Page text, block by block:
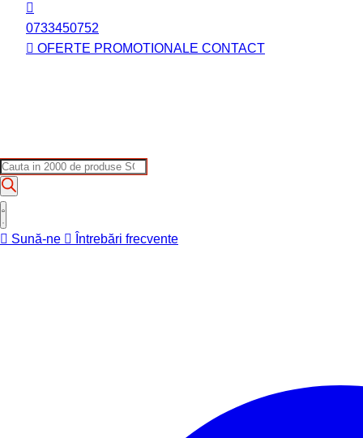
0733450752
OFERTE PROMOTIONALE CONTACT
Products
search
Sună-ne Întrebări frecvente